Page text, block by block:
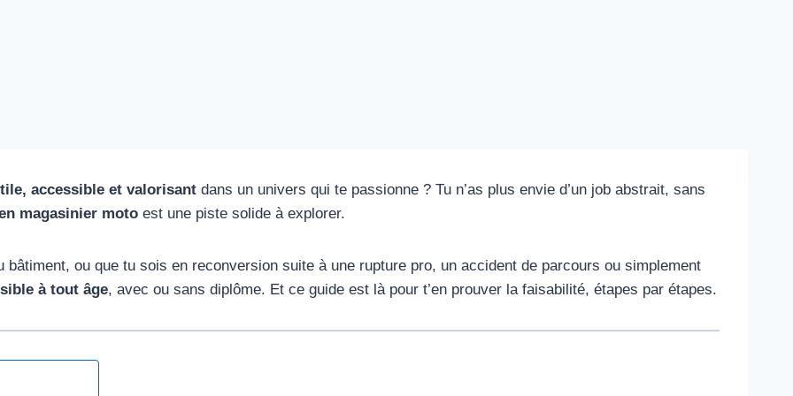
accessible et valorisant dans un univers qui te passionne ? Tu n’as plus envie d’un job abstrait, sans
magasinier moto est une piste solide à explorer.
ou que tu sois en reconversion suite à une rupture pro, un accident de parcours ou simplement
à tout âge, avec ou sans diplôme. Et ce guide est là pour t’en prouver la faisabilité, étapes par étapes.